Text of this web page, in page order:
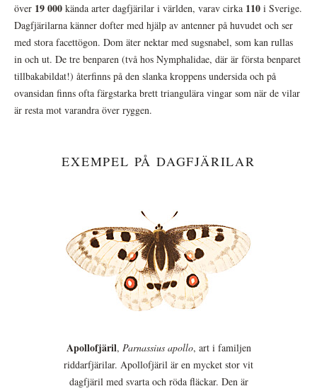
över 19 000 kända arter dagfjärilar i världen, varav cirka 110 i Sverige.
Dagfjärilarna känner dofter med hjälp av antenner på huvudet och ser
med stora facettögon. Dom äter nektar med sugsnabel, som kan rullas
in och ut. De tre benparen (två hos Nymphalidae, där är första benparet
tillbakabildat!) återfinns på den slanka kroppens undersida och på
ovansidan finns ofta färgstarka brett triangulära vingar som när de vilar
är resta mot varandra över ryggen.
EXEMPEL PÅ DAGFJÄRILAR
Apollofjäril, Parnassius apollo, art i familjen
riddarfjärilar. Apollofjäril är en mycket stor vit
dagfjäril med svarta och röda fläckar. Den är